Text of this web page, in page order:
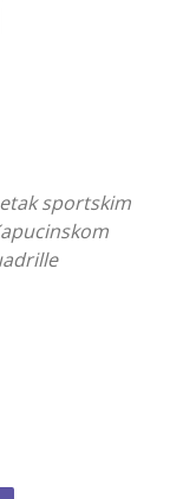
sportskim